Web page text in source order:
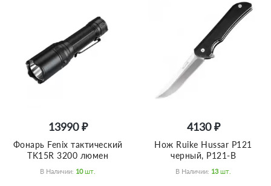
13990 ₽
Фонарь Fenix тактический
TK15R 3200 люмен
В Наличии: 10 Шт.
4130 ₽
Нож Ruike Hussar P121
черный, P121-B
В Наличии: 13 Шт.